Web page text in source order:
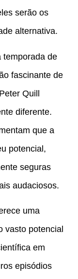
serão os
alternativa.
temporada de
fascinante de
Quill
diferente.
que a
potencial,
seguras
audaciosos.
uma
vasto potencial
em
episódios